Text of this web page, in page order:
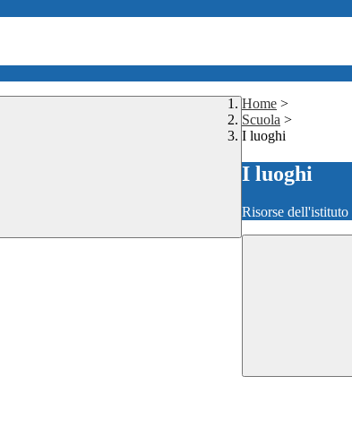
Home >
Scuola >
I luoghi
I luoghi
Risorse dell'istituto